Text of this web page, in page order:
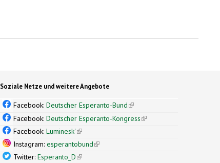
Soziale Netze und weitere Angebote
Facebook:Deutscher Esperanto-Bund(link is external)
Facebook:Deutscher Esperanto-Kongress(link is external)
Facebook:Luminesk'(link is external)
Instagram:esperantobund(link is external)
Twitter:Esperanto_D(link is external)